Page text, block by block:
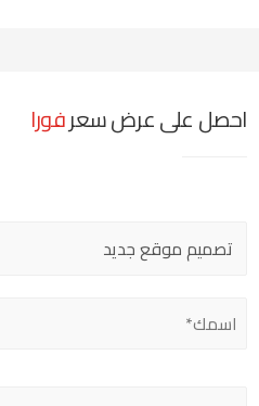
احصل على عرض سعرفورا